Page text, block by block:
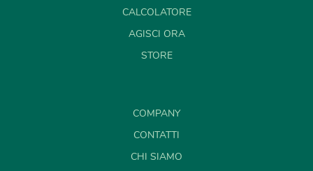
CALCOLATORE
AGISCI ORA
STORE
COMPANY
CONTATTI
CHI SIAMO